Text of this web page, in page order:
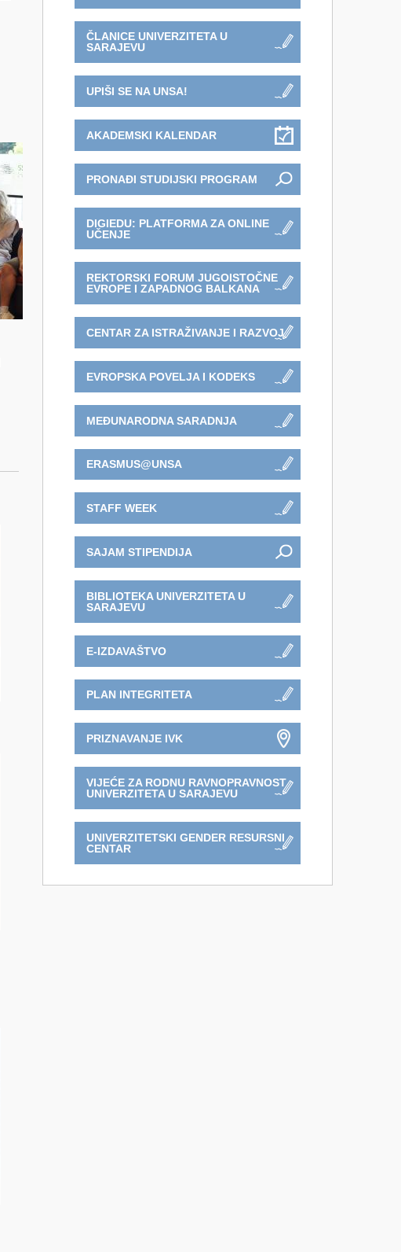
ČLANICE UNIVERZITETA U
SARAJEVU
UPIŠI SE NA UNSA!
AKADEMSKI KALENDAR
PRONAĐI STUDIJSKI PROGRAM
DIGIEDU: PLATFORMA ZA ONLINE
UČENJE
REKTORSKI FORUM JUGOISTOČNE
EVROPE I ZAPADNOG BALKANA
CENTAR ZA ISTRAŽIVANJE I RAZVOJ
EVROPSKA POVELJA I KODEKS
MEĐUNARODNA SARADNJA
ERASMUS@UNSA
STAFF WEEK
SAJAM STIPENDIJA
BIBLIOTEKA UNIVERZITETA U
SARAJEVU
E-IZDAVAŠTVO
PLAN INTEGRITETA
PRIZNAVANJE IVK
VIJEĆE ZA RODNU RAVNOPRAVNOST
UNIVERZITETA U SARAJEVU
UNIVERZITETSKI GENDER RESURSNI
CENTAR